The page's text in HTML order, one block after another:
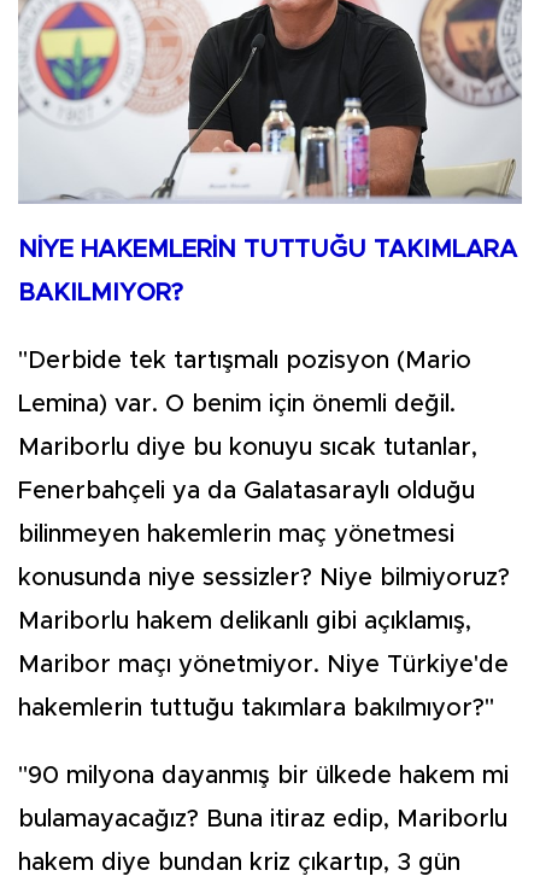
NİYE HAKEMLERİN TUTTUĞU TAKIMLARA
BAKILMIYOR?
"Derbide tek tartışmalı pozisyon (Mario
Lemina) var. O benim için önemli değil.
Mariborlu diye bu konuyu sıcak tutanlar,
Fenerbahçeli ya da Galatasaraylı olduğu
bilinmeyen hakemlerin maç yönetmesi
konusunda niye sessizler? Niye bilmiyoruz?
Mariborlu hakem delikanlı gibi açıklamış,
Maribor maçı yönetmiyor. Niye Türkiye'de
hakemlerin tuttuğu takımlara bakılmıyor?"
"90 milyona dayanmış bir ülkede hakem mi
bulamayacağız? Buna itiraz edip, Mariborlu
hakem diye bundan kriz çıkartıp, 3 gün